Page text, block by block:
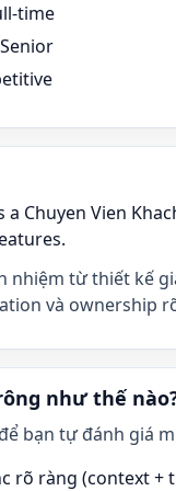
time
a Chuyen Vien
nhiệm từ thiết kế
và ownership
như thế
bạn tự đánh giá
rõ ràng (context